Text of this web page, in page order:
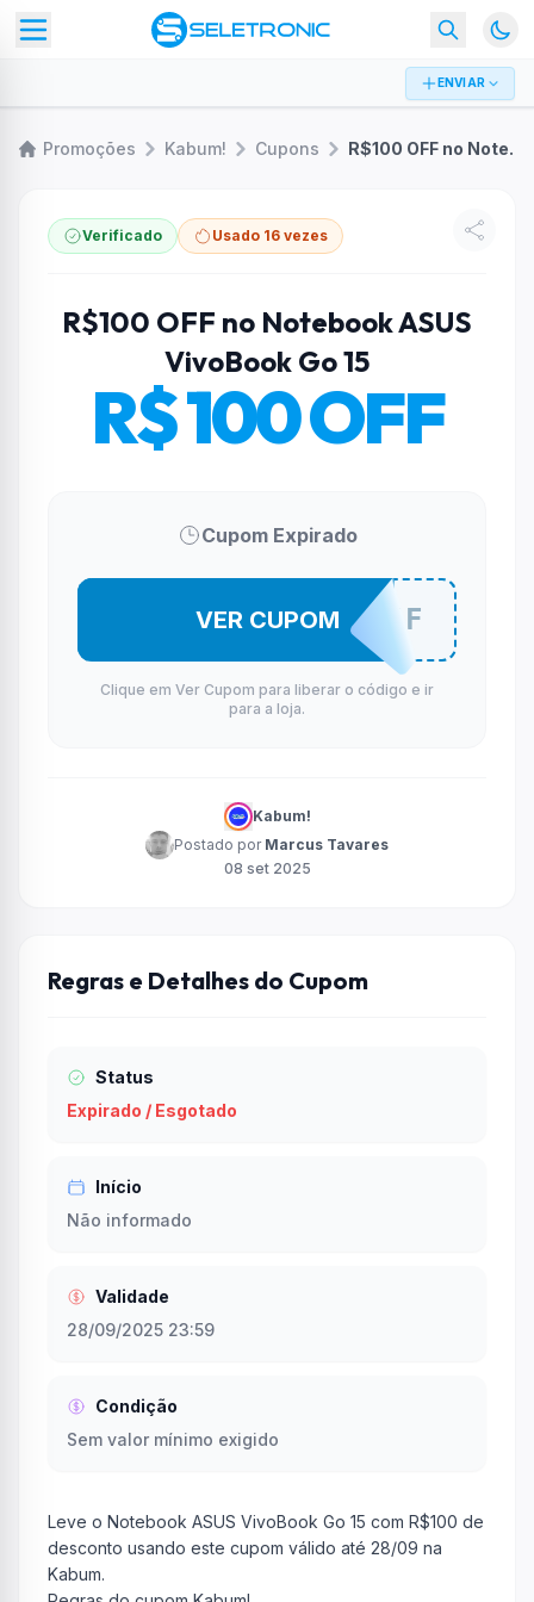
ENVIAR
Promoções Kabum! Cupons R$100 OFF no Notebook ASUS VivoBook Go 15
Verificado Usado 16 vezes
R$100 OFF no Notebook ASUS
VivoBook Go 15
R$ 100 OFF
Cupom Expirado
ASUS100OFF
VER CUPOM
Clique em Ver Cupom para liberar o código e ir
para a loja.
Kabum!
Postado por Marcus Tavares
08 set 2025
Regras e Detalhes do Cupom
Status
Expirado / Esgotado
Início
Não informado
Validade
28/09/2025 23:59
Condição
Sem valor mínimo exigido
Leve o Notebook ASUS VivoBook Go 15 com R$100 de
desconto usando este cupom válido até 28/09 na
Kabum.